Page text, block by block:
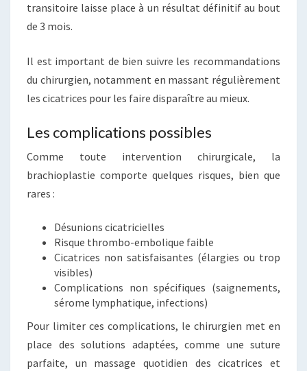
transitoire laisse place à un résultat définitif au bout
de 3 mois.
Il est important de bien suivre les recommandations
du chirurgien, notamment en massant régulièrement
les cicatrices pour les faire disparaître au mieux.
Les complications possibles
Comme toute intervention chirurgicale, la
brachioplastie comporte quelques risques, bien que
rares :
Désunions cicatricielles
Risque thrombo-embolique faible
Cicatrices non satisfaisantes (élargies ou trop
visibles)
Complications non spécifiques (saignements,
sérome lymphatique, infections)
Pour limiter ces complications, le chirurgien met en
place des solutions adaptées, comme une suture
parfaite, un massage quotidien des cicatrices et